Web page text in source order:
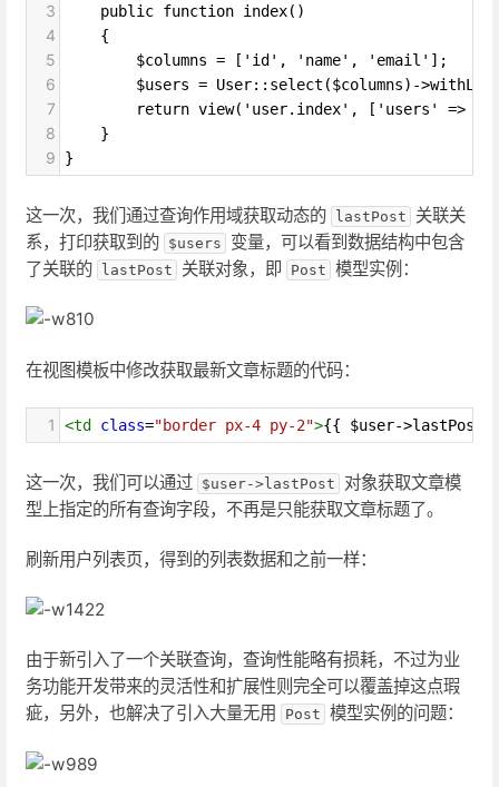
3
    public function index()
4
    {
5
        $columns = ['id', 'name', 'email'];
6
$users = User::select($columns)-
7
return view('user.index', ['users' =>
8
    }
9 }
这一次，我们通过查询作用域获取动态的 lastPost
关联关
系，打印获取到的 $users
变量，可以看到数据结构中包含
了关联的
lastPost 关联对象，即 Post 模型实例：
在视图模板中修改获取最新文章标题的代码：
1 <td class="border px-4 py-2">{{ $user-
这一次，我们可以通过 $user->lastPost
对象获取文章模
型上指定的所有查询字段，不再是只能获取文章标题了。
刷新用户列表页，得到的列表数据和之前一样：
由于新引入了一个关联查询，查询性能略有损耗，不过为业
务功能开发带来的灵活性和扩展性则完全可以覆盖掉这点瑕
疵，另外，也解决了引入大量无用
Post 模型实例的问题：